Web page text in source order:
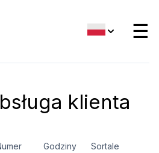
☰
klienta
Godziny
Sortale